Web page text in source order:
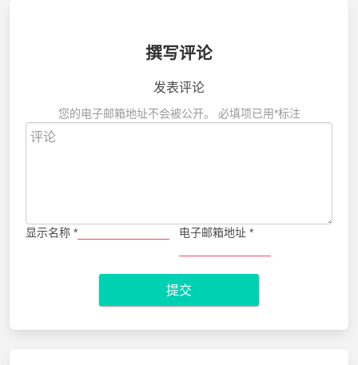
撰写评论
发表评论
您的电子邮箱地址不会被公开。 必填项已用*标注
显示名称 * 电子邮箱地址 *
提交